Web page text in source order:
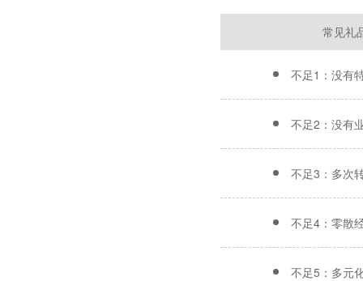
常见礼
不足1：没有
不足2：没有
不足3：多次
不足4：零散
不足5：多元